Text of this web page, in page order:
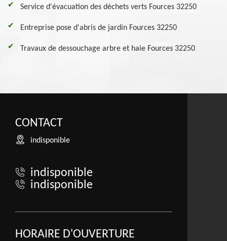
Service d'évacuation des déchets verts Fources 32250
Entreprise pose d'abris de jardin Fources 32250
Travaux de dessouchage arbre et haie Fources 32250
CONTACT
indisponible
indisponible
indisponible
HORAIRE D'OUVERTURE